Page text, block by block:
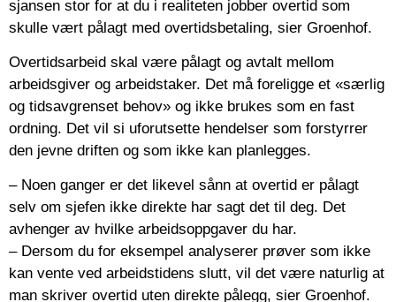
sjansen stor for at du i realiteten jobber overtid som
skulle vært pålagt med overtidsbetaling, sier Groenhof.
Overtidsarbeid skal være pålagt og avtalt mellom
arbeidsgiver og arbeidstaker. Det må foreligge et «særlig
og tidsavgrenset behov» og ikke brukes som en fast
ordning. Det vil si uforutsette hendelser som forstyrrer
den jevne driften og som ikke kan planlegges.
– Noen ganger er det likevel sånn at overtid er pålagt
selv om sjefen ikke direkte har sagt det til deg. Det
avhenger av hvilke arbeidsoppgaver du har.
– Dersom du for eksempel analyserer prøver som ikke
kan vente ved arbeidstidens slutt, vil det være naturlig at
man skriver overtid uten direkte pålegg, sier Groenhof.